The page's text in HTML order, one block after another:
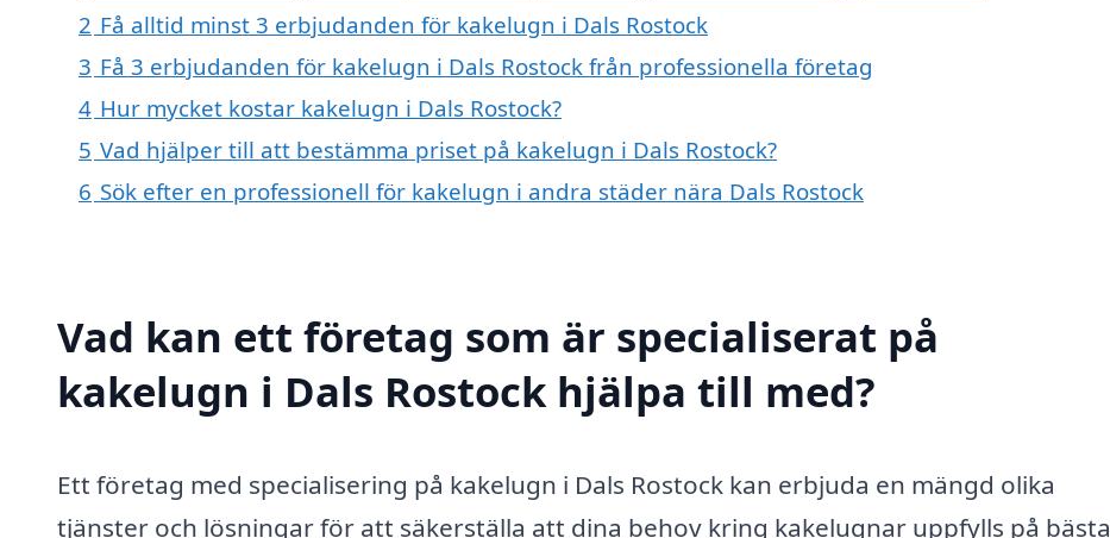
2 Få alltid minst 3 erbjudanden för kakelugn i Dals Rostock
3 Få 3 erbjudanden för kakelugn i Dals Rostock från professionella företag
4 Hur mycket kostar kakelugn i Dals Rostock?
5 Vad hjälper till att bestämma priset på kakelugn i Dals Rostock?
6 Sök efter en professionell för kakelugn i andra städer nära Dals Rostock
Vad kan ett företag som är specialiserat på
kakelugn i Dals Rostock hjälpa till med?
Ett företag med specialisering på kakelugn i Dals Rostock kan erbjuda en mängd olika
tjänster och lösningar för att säkerställa att dina behov kring kakelugnar uppfylls på bästa